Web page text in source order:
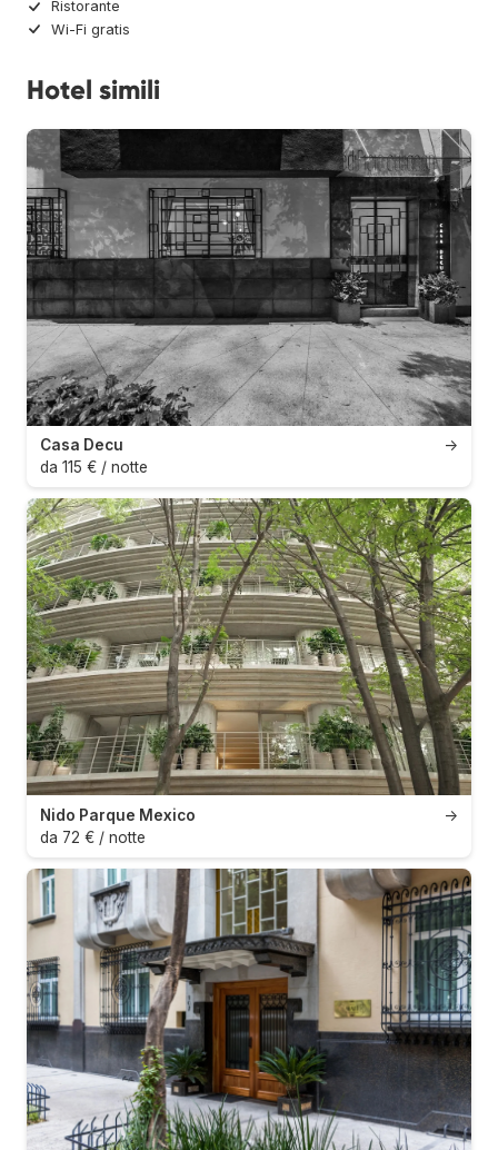
Ristorante
Wi-Fi gratis
Hotel simili
→
Casa Decu
da 115 € / notte
→
Nido Parque Mexico
da 72 € / notte